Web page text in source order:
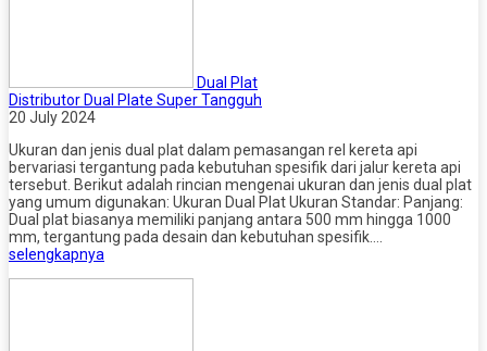
Dual Plat
Distributor Dual Plate Super Tangguh
20 July 2024
Ukuran dan jenis dual plat dalam pemasangan rel kereta api
bervariasi tergantung pada kebutuhan spesifik dari jalur kereta api
tersebut. Berikut adalah rincian mengenai ukuran dan jenis dual plat
yang umum digunakan: Ukuran Dual Plat Ukuran Standar: Panjang:
Dual plat biasanya memiliki panjang antara 500 mm hingga 1000
mm, tergantung pada desain dan kebutuhan spesifik….
selengkapnya